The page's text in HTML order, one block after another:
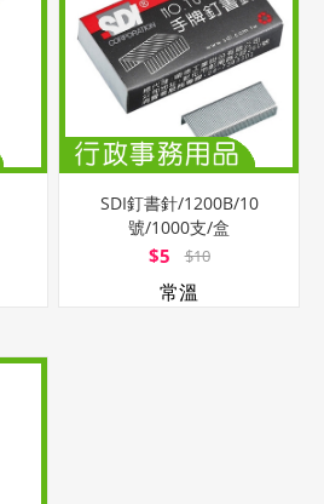
SDI釘書針/1200B/10
號/1000支/盒
$5 $10
常溫